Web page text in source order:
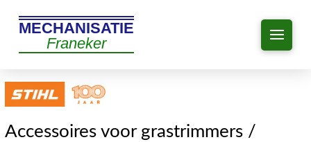
MECHANISATIE
Franeker
Accessoires voor grastrimmers /